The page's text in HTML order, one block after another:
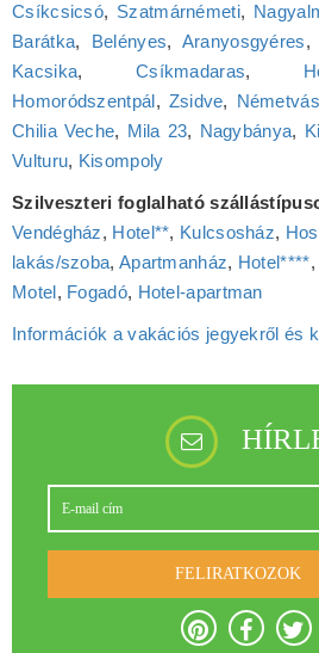
Csíkcsicsó, Szatmárnémeti,
Barátka, Belényes, Aranyosgyéres
Kacsika, Csíkmadaras,
Homoródszentpál, Zsidve,
Chilia Veche, Mila 23, Nagybánya,
Vulturu, Kisompoly
Szilveszteri foglalható
Vendégház, Hotel**, Kulcsosház,
lakás/szoba, Apartmanház, Hotel****,
Motel, Fogadó, Hotel‑apartman
Információk a vakációs jegyekről és
FELIRATKOZOK